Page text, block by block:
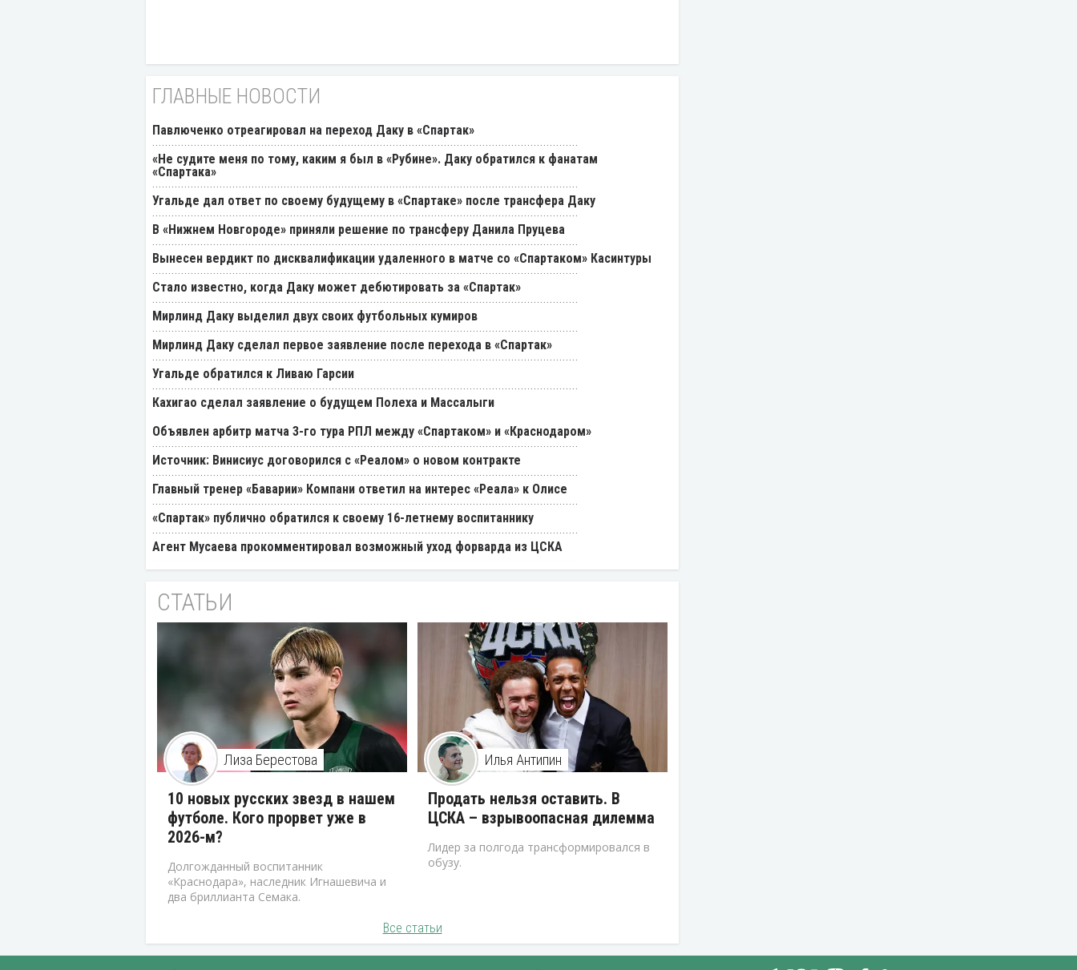
ГЛАВНЫЕ НОВОСТИ
Павлюченко отреагировал на переход Даку в «Спартак»
«Не судите меня по тому, каким я был в «Рубине». Даку обратился к фанатам
«Спартака»
Угальде дал ответ по своему будущему в «Спартаке» после трансфера Даку
В «Нижнем Новгороде» приняли решение по трансферу Данила Пруцева
Вынесен вердикт по дисквалификации удаленного в матче со «Спартаком» Касинтуры
Стало известно, когда Даку может дебютировать за «Спартак»
Мирлинд Даку выделил двух своих футбольных кумиров
Мирлинд Даку сделал первое заявление после перехода в «Спартак»
Угальде обратился к Ливаю Гарсии
Кахигао сделал заявление о будущем Полеха и Массалыги
Объявлен арбитр матча 3-го тура РПЛ между «Спартаком» и «Краснодаром»
Источник: Винисиус договорился с «Реалом» о новом контракте
Главный тренер «Баварии» Компани ответил на интерес «Реала» к Олисе
«Спартак» публично обратился к своему 16-летнему воспитаннику
Агент Мусаева прокомментировал возможный уход форварда из ЦСКА
СТАТЬИ
Лиза Берестова
10 новых русских звезд в нашем
футболе. Кого прорвет уже в
2026-м?
Долгожданный воспитанник
«Краснодара», наследник Игнашевича и
два бриллианта Семака.
Илья Антипин
Продать нельзя оставить. В
ЦСКА – взрывоопасная дилемма
Лидер за полгода трансформировался в
обузу.
Все статьи